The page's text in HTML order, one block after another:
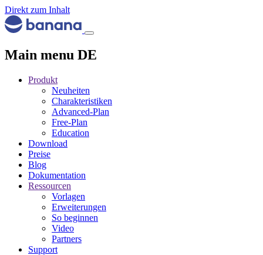
Direkt zum Inhalt
Main menu DE
Produkt
Neuheiten
Charakteristiken
Advanced-Plan
Free-Plan
Education
Download
Preise
Blog
Dokumentation
Ressourcen
Vorlagen
Erweiterungen
So beginnen
Video
Partners
Support